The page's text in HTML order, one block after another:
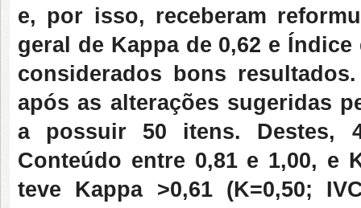
e, por isso, receberam
geral de Kappa de 0,62 e
considerados bons
após as alterações sugeridas
a possuir 50 itens. Destes,
Conteúdo entre 0,81 e 1,00, e
teve Kappa >0,61 (K=0,50;